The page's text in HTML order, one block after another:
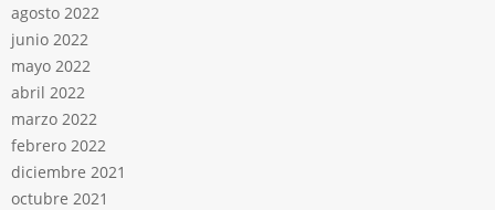
agosto 2022
junio 2022
mayo 2022
abril 2022
marzo 2022
febrero 2022
diciembre 2021
octubre 2021